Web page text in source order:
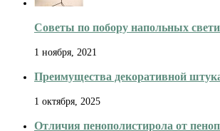
Советы по побору напольных
1 ноября, 2021
Преимущества декоративной
1 октября, 2025
Отличия пенополистирола от